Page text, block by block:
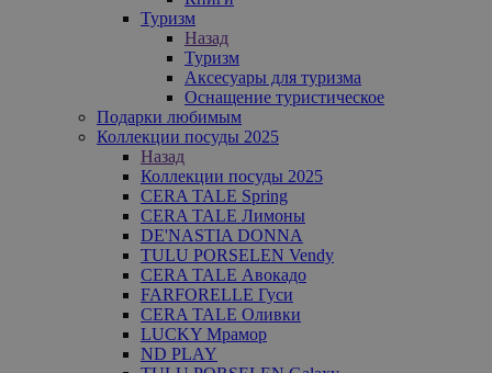
Туризм
Назад
Туризм
Аксесуары для туризма
Оснащение туристическое
Подарки любимым
Коллекции посуды 2025
Назад
Коллекции посуды 2025
CERA TALE Spring
CERA TALE Лимоны
DE'NASTIA DONNA
TULU PORSELEN Vendy
CERA TALE Авокадо
FARFORELLE Гуси
CERA TALE Оливки
LUCKY Мрамор
ND PLAY